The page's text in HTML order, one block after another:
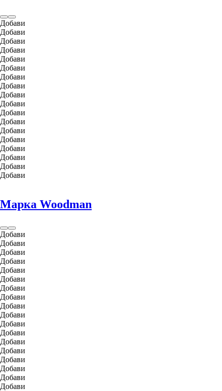
Добави
Добави
Добави
Добави
Добави
Добави
Добави
Добави
Добави
Добави
Добави
Добави
Добави
Добави
Добави
Добави
Добави
Добави
Марка Woodman
Добави
Добави
Добави
Добави
Добави
Добави
Добави
Добави
Добави
Добави
Добави
Добави
Добави
Добави
Добави
Добави
Добави
Добави